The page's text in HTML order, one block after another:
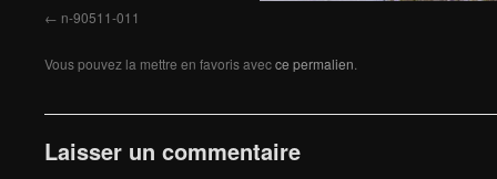
n-90511-011
Vous pouvez la mettre en favoris avecce permalien
Laisser un commentaire